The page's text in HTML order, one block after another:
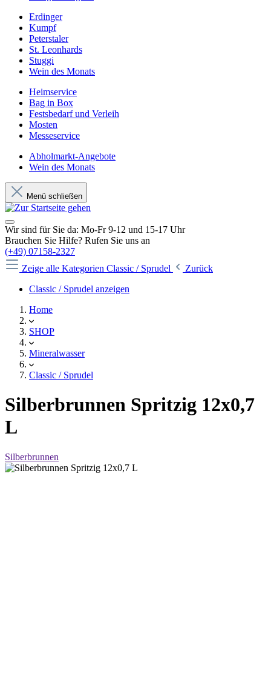
Erdinger
Kumpf
Peterstaler
St. Leonhards
Stuggi
Wein des Monats
Heimservice
Bag in Box
Festsbedarf und Verleih
Mosten
Messeservice
Abholmarkt-Angebote
Wein des Monats
Menü schließen
Wir sind für Sie da: Mo-Fr 9-12 und 15-17 Uhr
Brauchen Sie Hilfe? Rufen Sie uns an
(+49) 07158-2327
Zeige alle Kategorien Classic / Sprudel
Zurück
Classic / Sprudel anzeigen
Home
SHOP
Mineralwasser
Classic / Sprudel
Silberbrunnen Spritzig 12x0,7
L
Silberbrunnen